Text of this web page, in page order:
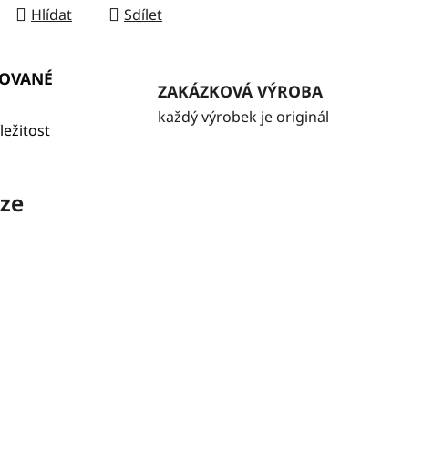
Hlídat Sdílet
ZAKÁZKOVÁ VÝROBA
každý výrobek je originál